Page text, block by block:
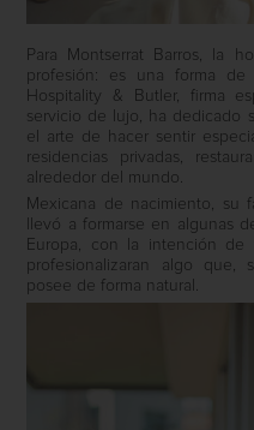
Para Montserrat Barros, la
profesión: es una forma
Hospitality & Butler, firma
servicio de lujo, ha dedicado
el arte de hacer sentir
residencias privadas,
alrededor del mundo.
Mexicana de nacimiento, su
llevó a formarse en algunas
Europa, con la intención de
profesionalizaran algo que,
posee de forma natural.